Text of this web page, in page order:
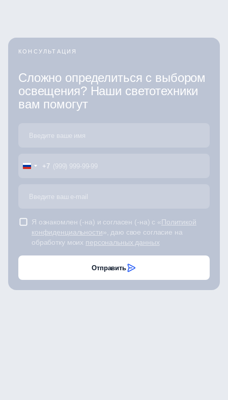
КОНСУЛЬТАЦИЯ
Сложно определиться с выбором
освещения? Наши светотехники
вам помогут
+7
Я ознакомлен (-на) и согласен (-на) с «Политикой
конфиденциальности», даю свое согласие на
обработку моих персональных данных
Отправить